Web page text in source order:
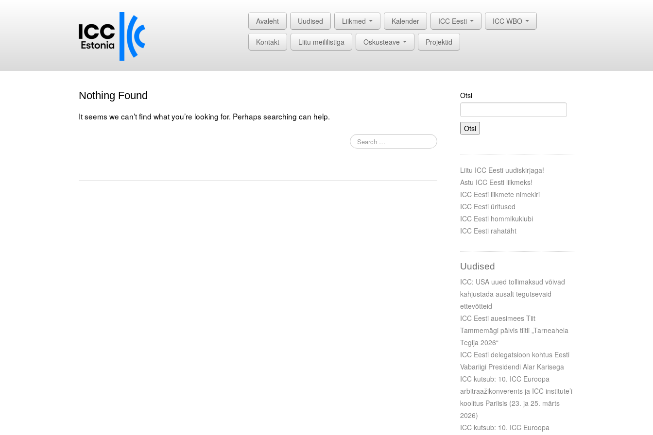
Avaleht Uudised Liikmed Kalender ICC Eesti ICC WBO
Kontakt Liitu meililistiga Oskusteave Projektid
Nothing Found
It seems we can’t find what you’re looking for. Perhaps searching can help.
Otsi
Otsi
Liitu ICC Eesti uudiskirjaga!
Astu ICC Eesti liikmeks!
ICC Eesti liikmete nimekiri
ICC Eesti üritused
ICC Eesti hommikuklubi
ICC Eesti rahatäht
Uudised
ICC: USA uued tollimaksud võivad
kahjustada ausalt tegutsevaid
ettevõtteid
ICC Eesti auesimees Tiit
Tammemägi pälvis tiitli „Tarneahela
Tegija 2026“
ICC Eesti delegatsioon kohtus Eesti
Vabariigi Presidendi Alar Karisega
ICC kutsub: 10. ICC Euroopa
arbitraažikonverents ja ICC institute’i
koolitus Pariisis (23. ja 25. märts
2026)
ICC kutsub: 10. ICC Euroopa